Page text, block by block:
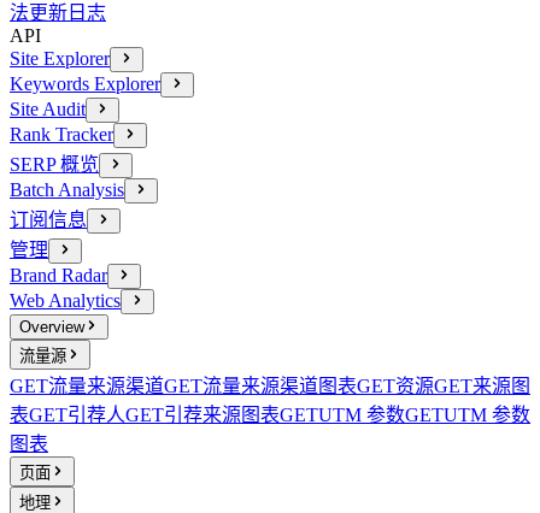
法更新日志
API
Site Explorer
Keywords Explorer
Site Audit
Rank Tracker
SERP 概览
Batch Analysis
订阅信息
管理
Brand Radar
Web Analytics
Overview
流量源
GET流量来源渠道GET流量来源渠道图表GET资源GET来源图
表GET引荐人GET引荐来源图表GETUTM 参数GETUTM 参数
图表
页面
地理